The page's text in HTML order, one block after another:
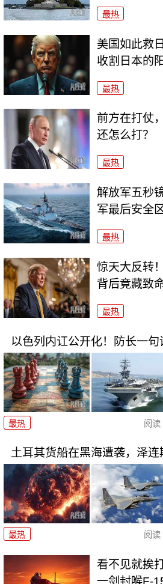
最热
美国如此救
收割日本的
最热
前方在打仗
还怎么打？
最热
解放军五秒
军最后安全
最热
惊天大反转
背后竟藏致
最热
以色列内讧公开化！防长一
最热 阅读
土耳其货船在黑海遭袭，泽
最热 阅读
看不见就挨
一剑封喉F-